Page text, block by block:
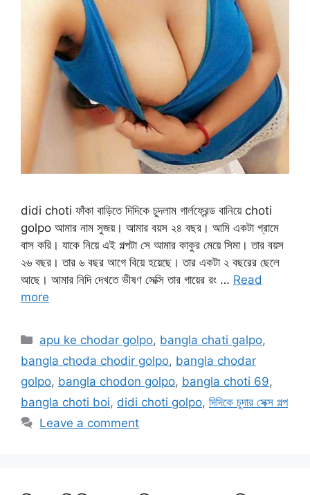
didi choti ফাঁকা বাড়িতে দিদিকে চুদলাম গার্লফ্রেন্ড বানিয়ে choti
golpo আমার নাম সুজয়। আমার বয়স ২৪ বছর। আমি একটা গ্রামে
বাস করি। যাকে নিয়ে এই গল্পটা সে আমার কাকুর মেয়ে সিমা। তার বয়স
২৬ বছর। তার ৬ বছর আগে বিয়ে হয়েছে। তার একটা ২ বছরের ছেলে
আছে। আমার নিদি দেখতে ভীষণ সেক্সি তার গায়ের রং … Read
more
Categories
apu ke chodar golpo, bangla chati galpo,
bangla choda chodir golpo, bangla chodar
golpo, bangla chodon golpo, bangla choti 69,
bangla choti boi, didi choti golpo, দিদিকে চুদার সেক্স গল্প
Leave a comment